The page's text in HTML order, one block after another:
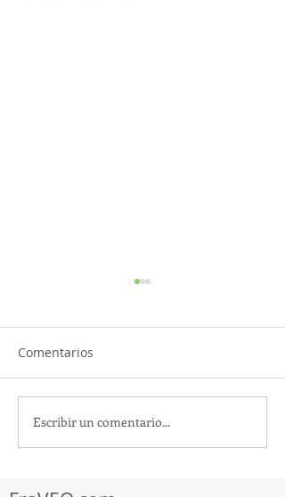
TourTravelynByFraveo
participó en la
Comentarios
Escribir un comentario...